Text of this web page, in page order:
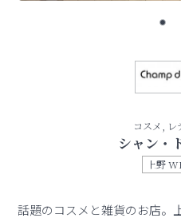
コスメ, レ
シャン・
上野
話題のコスメと雑貨のお店。